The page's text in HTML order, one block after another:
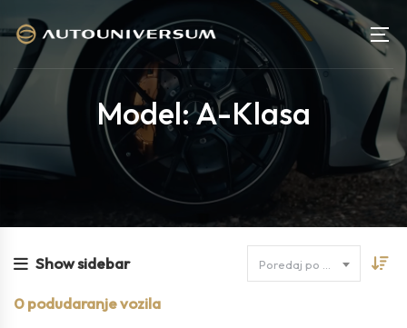
Model: A-Klasa
Show sidebar
0podudaranje vozila